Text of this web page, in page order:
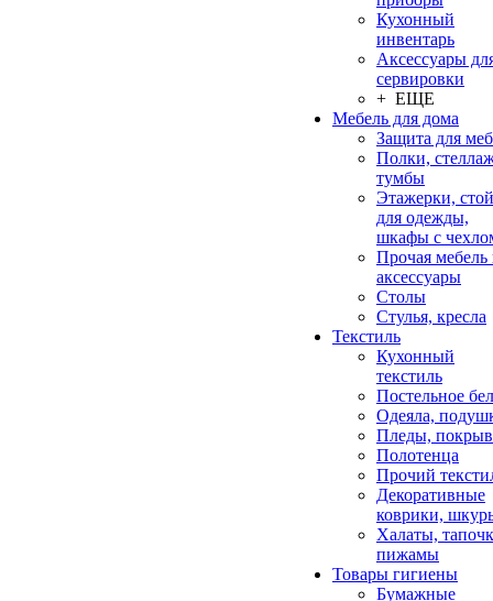
Кухонный
инвентарь
Аксессуары
сервировки
+ ЕЩЕ
Мебель для дома
Защита для
Полки,
тумбы
Этажерки,
для одежды,
шкафы с
Прочая мебель
аксессуары
Столы
Стулья, кресла
Текстиль
Кухонный
текстиль
Постельное
Одеяла,
Пледы,
Полотенца
Прочий
Декоративные
коврики,
Халаты,
пижамы
Товары гигиены
Бумажные